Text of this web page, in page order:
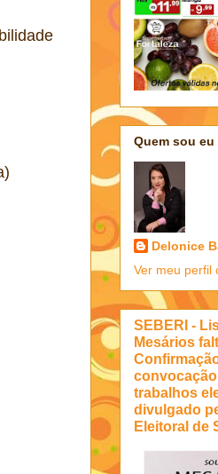
Quem sou eu
Delonice
Ver meu perfil
SEBERI -
Mesários
trabalhos
divulgado
Eleitoral de